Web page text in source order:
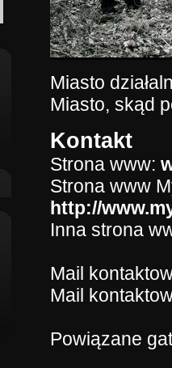
Miasto
Miasto, skąd
Kontakt
Strona www:
Strona www
http://
Inna strona
Mail
Mail
Powiązane